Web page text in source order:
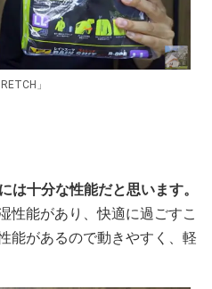
」
は十分な性能だと思います。
性能があり、快適に過ごすこ
能があるので動きやすく、軽